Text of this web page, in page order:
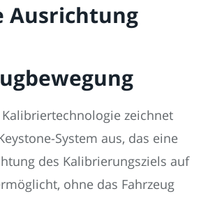
Ausrichtung
Kalibriertechnologie zeichnet
System aus, das eine
des Kalibrierungsziels auf
ohne das Fahrzeug